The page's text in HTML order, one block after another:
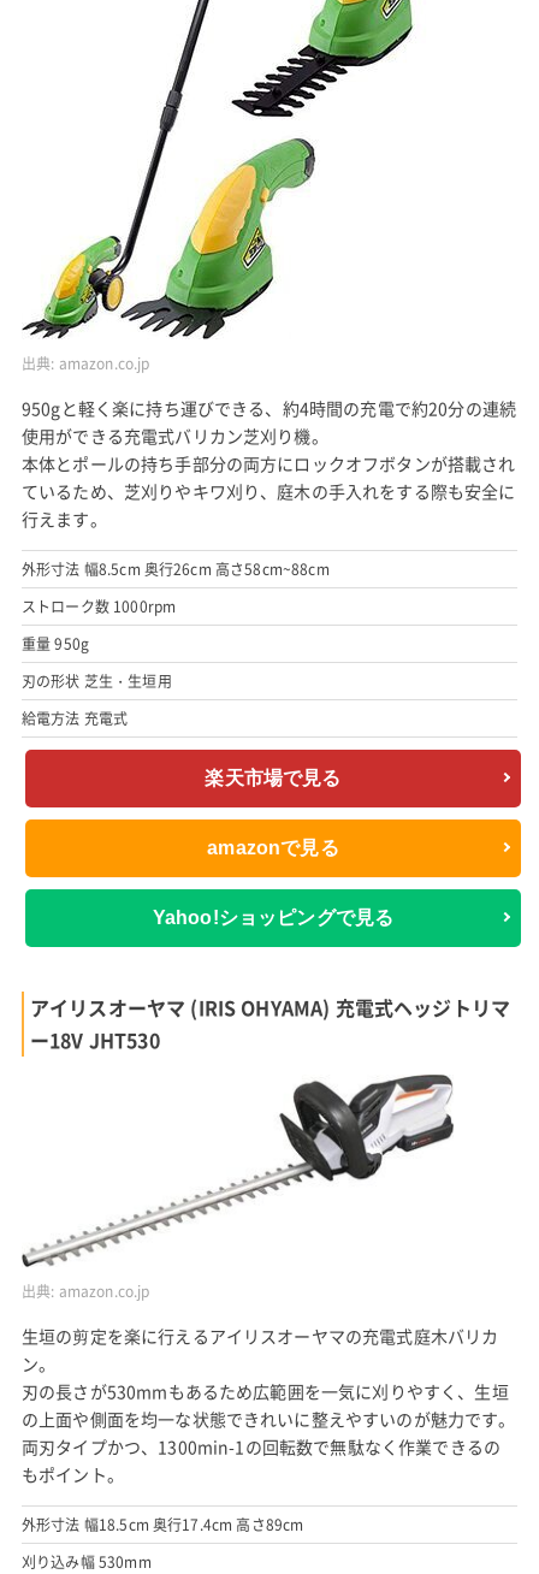
出典: amazon.co.jp
950gと軽く楽に持ち運びできる、約4時間の充電で約20分の連続
使用ができる充電式バリカン芝刈り機。
本体とポールの持ち手部分の両方にロックオフボタンが搭載され
ているため、芝刈りやキワ刈り、庭木の手入れをする際も安全に
行えます。
外形寸法 幅8.5cm 奥行26cm 高さ58cm~88cm
ストローク数 1000rpm
重量 950g
刃の形状 芝生・生垣用
給電方法 充電式
楽天市場で見る
amazonで見る
Yahoo!ショッピングで見る
アイリスオーヤマ (IRIS OHYAMA) 充電式ヘッジトリマ
ー18V JHT530
出典: amazon.co.jp
生垣の剪定を楽に行えるアイリスオーヤマの充電式庭木バリカ
ン。
刃の長さが530mmもあるため広範囲を一気に刈りやすく、生垣
の上面や側面を均一な状態できれいに整えやすいのが魅力です。
両刃タイプかつ、1300min-1の回転数で無駄なく作業できるの
もポイント。
外形寸法 幅18.5cm 奥行17.4cm 高さ89cm
刈り込み幅 530mm